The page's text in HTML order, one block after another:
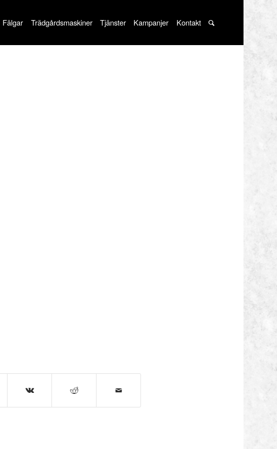
Fälgar Trädgårdsmaskiner Tjänster Kampanjer Kontakt